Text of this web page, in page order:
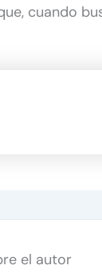
cuando
el autor